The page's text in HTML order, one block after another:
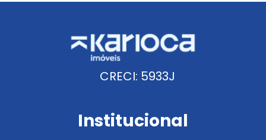
CRECI: 5933J
Institucional